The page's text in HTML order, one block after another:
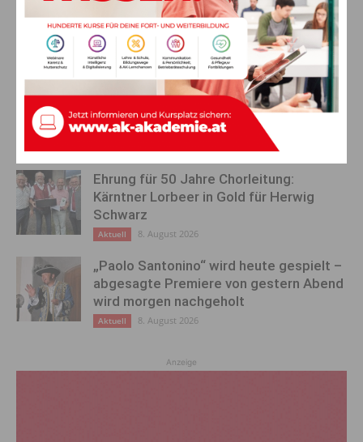
AKTUELLES
Ein langes Leben ging zu Ende: Anna
Stulier im 106. Lebensjahr verstorben
Aktuell 8. August 2026
Ehrung für 50 Jahre Chorleitung:
Kärntner Lorbeer in Gold für Herwig
Schwarz
Aktuell 8. August 2026
„Paolo Santonino“ wird heute gespielt –
abgesagte Premiere von gestern Abend
wird morgen nachgeholt
Aktuell 8. August 2026
Anzeige